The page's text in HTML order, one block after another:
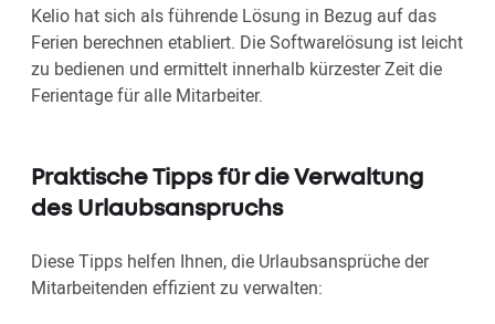
Kelio hat sich als führende Lösung in Bezug auf das
Ferien berechnen etabliert. Die Softwarelösung ist leicht
zu bedienen und ermittelt innerhalb kürzester Zeit die
Ferientage für alle Mitarbeiter.
Praktische Tipps für die Verwaltung
des Urlaubsanspruchs
Diese Tipps helfen Ihnen, die Urlaubsansprüche der
Mitarbeitenden effizient zu verwalten: